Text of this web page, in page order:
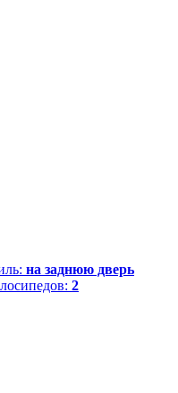
на заднюю дверь
2